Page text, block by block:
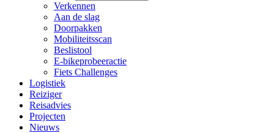
Verkennen
Aan de slag
Doorpakken
Mobiliteitsscan
Beslistool
E-bikeprobeeractie
Fiets Challenges
Logistiek
Reiziger
Reisadvies
Projecten
Nieuws